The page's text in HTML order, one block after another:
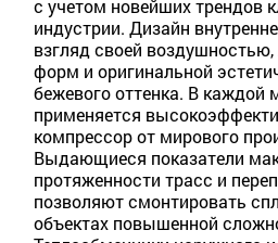
с учетом новейших трендов
индустрии. Дизайн
взгляд своей
форм и оригинальной
бежевого оттенка. В каждой
применяется
компрессор от мирового
Выдающиеся показатели
протяженности трасс и
позволяют смонтировать
объектах повышенной